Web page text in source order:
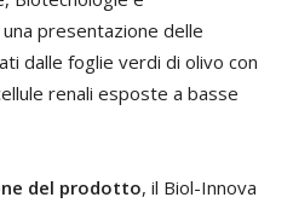
presentazione delle
dalle foglie verdi di olivo con
renali esposte a basse
del prodotto, il Biol-Innova